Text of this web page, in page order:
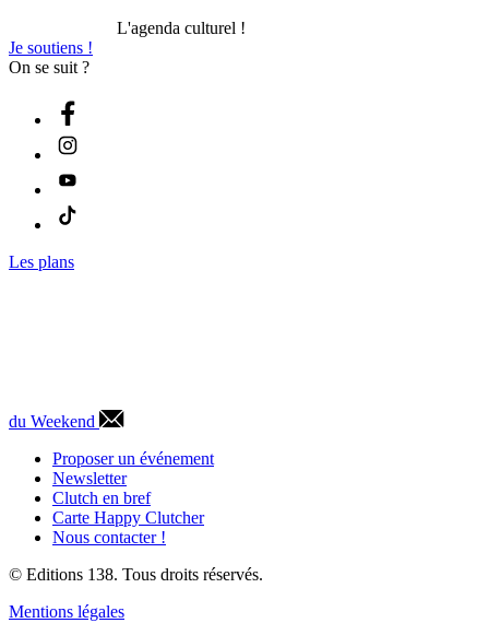
L'agenda culturel !
Je soutiens !
On se suit ?
Les plans
du Weekend
Proposer un événement
Newsletter
Clutch en bref
Carte Happy Clutcher
Nous contacter !
© Editions 138. Tous droits réservés.
Mentions légales